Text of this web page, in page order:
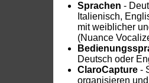
Sprachen -
Italienisch,
mit weiblicher
(Nuance
Deutsch oder
ClaroCapture -
organisieren